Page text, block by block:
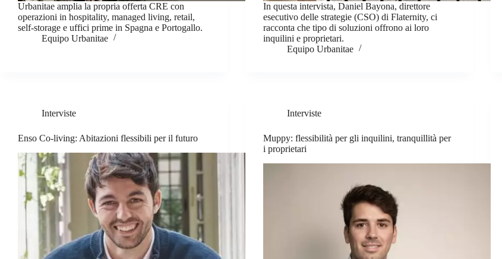
Urbanitae amplia la propria offerta CRE con
operazioni in hospitality, managed living, retail,
self-storage e uffici prime in Spagna e Portogallo.
Equipo Urbanitae
In questa intervista, Daniel Bayona, direttore
esecutivo delle strategie (CSO) di Flaternity, ci
racconta che tipo di soluzioni offrono ai loro
inquilini e proprietari.
Equipo Urbanitae
Interviste
Enso Co-living: Abitazioni flessibili per il futuro
Interviste
Muppy: flessibilità per gli inquilini, tranquillità per
i proprietari